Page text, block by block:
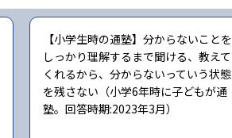
【小学生時の通塾】分からないことを
しっかり理解するまで聞ける、教えて
くれるから、分からないっていう状態
を残さない（小学6年時に子どもが通
塾。回答時期:2023年3月）